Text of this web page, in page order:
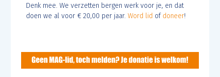
Denk mee. We verzetten bergen werk voor je, en dat
doen we al voor € 20,00 per jaar. Word lid of doneer!